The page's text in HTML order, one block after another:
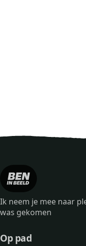
Ik neem je mee naar
was gekomen
Op pad